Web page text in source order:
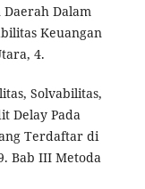
Dalam
Keuangan
4.
Solvabilitas,
Delay Pada
Terdaftar di
Bab III Metoda